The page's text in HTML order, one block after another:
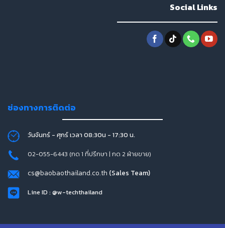
Social Links
ช่องทางการติดต่อ
วันจันทร์ - ศุกร์ เวลา 08:30น - 17:30 น.
02-055-6443 (กด 1 ที่ปรึกษา | กด 2 ฝ่ายขาย)
cs@baobaothailand.co.th (Sales Team)
Line ID : @w-techthailand